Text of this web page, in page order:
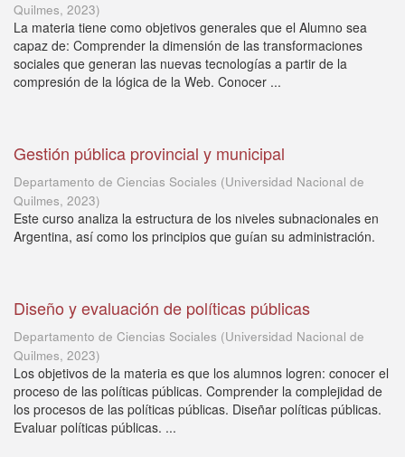
Quilmes, 2023)
La materia tiene como objetivos generales que el Alumno sea
capaz de: Comprender la dimensión de las transformaciones
sociales que generan las nuevas tecnologías a partir de la
compresión de la lógica de la Web. Conocer ...
Gestión pública provincial y municipal
Departamento de Ciencias Sociales (Universidad Nacional de
Quilmes, 2023)
Este curso analiza la estructura de los niveles subnacionales en
Argentina, así como los principios que guían su administración.
Diseño y evaluación de políticas públicas
Departamento de Ciencias Sociales (Universidad Nacional de
Quilmes, 2023)
Los objetivos de la materia es que los alumnos logren: conocer el
proceso de las políticas públicas. Comprender la complejidad de
los procesos de las políticas públicas. Diseñar políticas públicas.
Evaluar políticas públicas. ...